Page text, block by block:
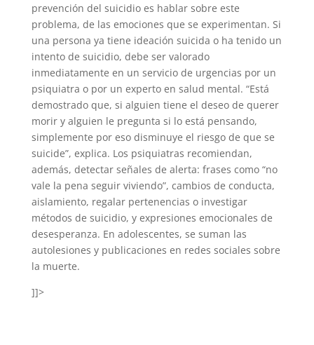
prevención del suicidio es hablar sobre este
problema, de las emociones que se experimentan. Si
una persona ya tiene ideación suicida o ha tenido un
intento de suicidio, debe ser valorado
inmediatamente en un servicio de urgencias por un
psiquiatra o por un experto en salud mental. “Está
demostrado que, si alguien tiene el deseo de querer
morir y alguien le pregunta si lo está pensando,
simplemente por eso disminuye el riesgo de que se
suicide”, explica. Los psiquiatras recomiendan,
además, detectar señales de alerta: frases como “no
vale la pena seguir viviendo”, cambios de conducta,
aislamiento, regalar pertenencias o investigar
métodos de suicidio, y expresiones emocionales de
desesperanza. En adolescentes, se suman las
autolesiones y publicaciones en redes sociales sobre
la muerte.
]]>